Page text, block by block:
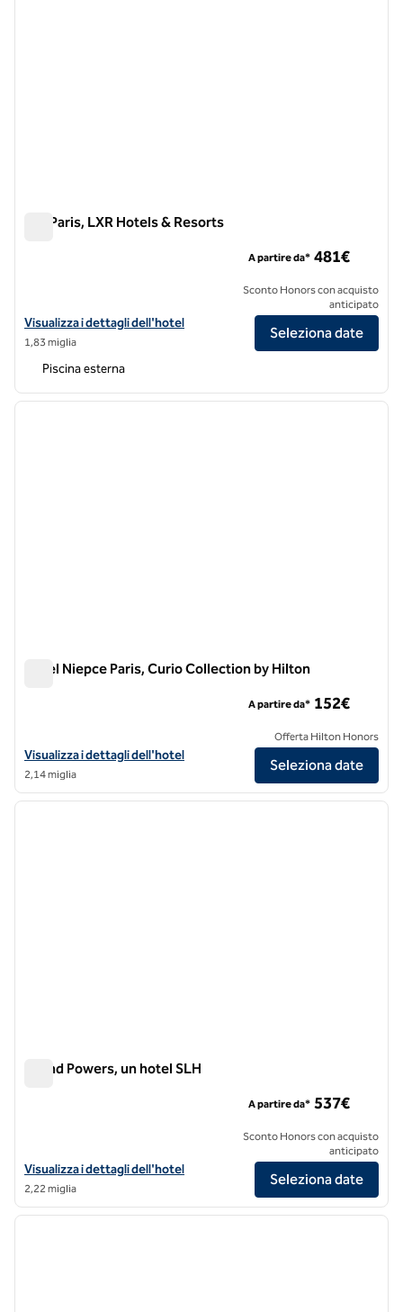
Sax Paris, LXR Hotels & Resorts
Visualizza i dettagli dell'hotel per Sax Paris, LXR Hotels & Resorts
Visualizza i dettagli dell'hotel
1,83 miglia
A partire da* 481€
Sconto Honors con acquisto
anticipato
Seleziona date
Piscina esterna
1 di 11
Hotel Niepce Paris, Curio Collection by Hilton
Visualizza i dettagli dell'hotel Niepce Paris, Curio Collection by Hilton
Visualizza i dettagli dell'hotel
2,14 miglia
A partire da* 152€
Offerta Hilton Honors
Seleziona date
1/12
1 di 12
Grand Powers, un hotel SLH
Visualizza i dettagli dell'hotel Grand Powers, un hotel SLH
Visualizza i dettagli dell'hotel
2,22 miglia
A partire da* 537€
Sconto Honors con acquisto
anticipato
Seleziona date
1/11
1 di 11